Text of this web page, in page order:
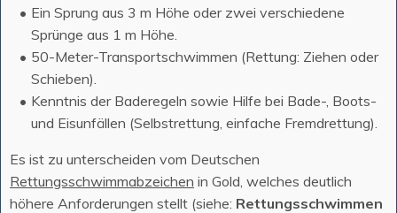
Ein Sprung aus 3 m Höhe oder zwei verschiedene
Sprünge aus 1 m Höhe.
50-Meter-Transportschwimmen (Rettung: Ziehen oder
Schieben).
Kenntnis der Baderegeln sowie Hilfe bei Bade-, Boots-
und Eisunfällen (Selbstrettung, einfache Fremdrettung).
Es ist zu unterscheiden vom Deutschen
Rettungsschwimmabzeichen in Gold, welches deutlich
höhere Anforderungen stellt (siehe: Rettungsschwimmen